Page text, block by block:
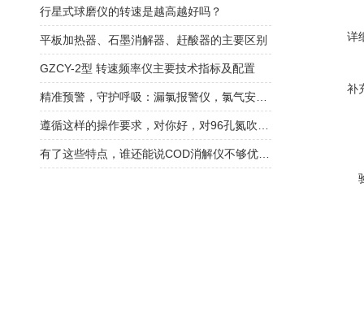
详
补
行星式球磨仪的转速是越高越好吗？
平板加热器、石墨消解器、赶酸器的主要区别
GZCY-2型 转速频率仪主要技术指标及配置